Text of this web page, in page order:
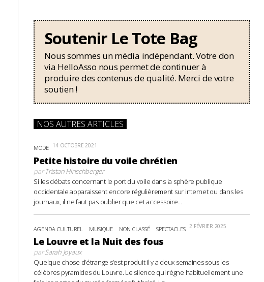
Soutenir Le Tote Bag
Nous sommes un média indépendant. Votre don
via HelloAsso nous permet de continuer à
produire des contenus de qualité. Merci de votre
soutien !
NOS AUTRES ARTICLES
MODE 14 OCTOBRE 2021
Petite histoire du voile chrétien
parTristan Hinschberger
Si les débats concernant le port du voile dans la sphère publique
occidentale apparaissent encore régulièrement sur internet ou dans les
journaux, il ne faut pas oublier que cet accessoire...
AGENDA CULTUREL MUSIQUE NON CLASSÉ SPECTACLES 2 FÉVRIER 2025
Le Louvre et la Nuit des fous
parSarah Joyaux
Quelque chose d’étrange s’est produit il y a deux semaines sous les
célèbres pyramides du Louvre. Le silence qui règne habituellement une